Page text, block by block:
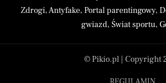
Zdrogi,Antyfake, Portal parentingowy,
gwiazd, Świat sportu,
© Pikio.pl | Copyright